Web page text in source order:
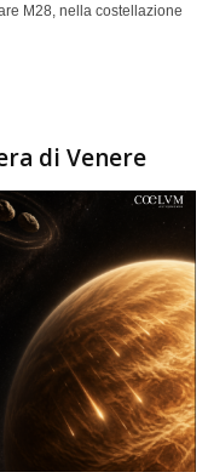
M28, nella costellazione
di Venere